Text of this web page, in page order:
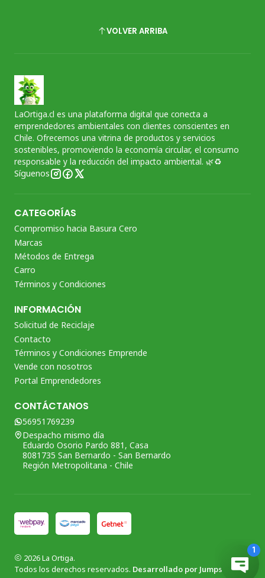
VOLVER ARRIBA
LaOrtiga.cl es una plataforma digital que conecta a
emprendedores ambientales con clientes conscientes en
Chile. Ofrecemos una vitrina de productos y servicios
sostenibles, promoviendo la economía circular, el consumo
responsable y la reducción del impacto ambiental. 🌿♻️
Síguenos
CATEGORÍAS
Compromiso hacia Basura Cero
Marcas
Métodos de Entrega
Carro
Términos y Condiciones
INFORMACIÓN
Solicitud de Reciclaje
Contacto
Términos y Condiciones Emprende
Vende con nosotros
Portal Emprendedores
CONTÁCTANOS
56951769239
Despacho mismo día
Eduardo Osorio Pardo 881, Casa
8081735 San Bernardo - San Bernardo
Región Metropolitana - Chile
2026 La Ortiga.
Todos los derechos reservados. Desarrollado por Jumpseller.